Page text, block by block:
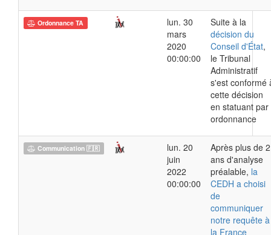
Ordonnance TA
lun. 30
mars
2020
00:00:00
Suite à la
décision du
Conseil d'État,
le Tribunal
Administratif
s'est conformé
cette décision
en statuant par
ordonnance
Communication 🇫🇷
lun. 20
juin
2022
00:00:00
Après plus de 2
ans d'analyse
préalable, la
CEDH a choisi
de
communiquer
notre requête à
la France